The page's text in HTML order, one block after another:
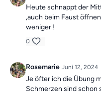
Heute schnappt der
,auch beim Faust
weniger !
0
Rosemarie Juni 12, 2024
Je öfter ich die Übung
Schmerzen sind schon